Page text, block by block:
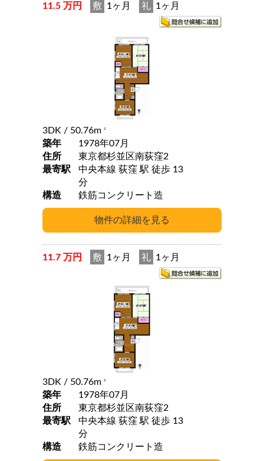
11.5 万円 敷 1ヶ月 礼 1ヶ月
3DK / 50.76m 2
築年
1978年07月
住所
東京都杉並区南荻窪2
最寄駅
中央本線 荻窪 駅 徒歩 13
分
構造
鉄筋コンクリート造
11.7 万円 敷 1ヶ月 礼 1ヶ月
3DK / 50.76m 2
築年
1978年07月
住所
東京都杉並区南荻窪2
最寄駅
中央本線 荻窪 駅 徒歩 13
分
構造
鉄筋コンクリート造